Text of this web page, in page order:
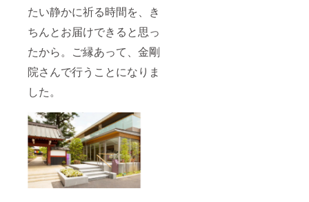
たい静かに祈る時間を、き
ちんとお届けできると思っ
たから。ご縁あって、金剛
院さんで行うことになりま
した。